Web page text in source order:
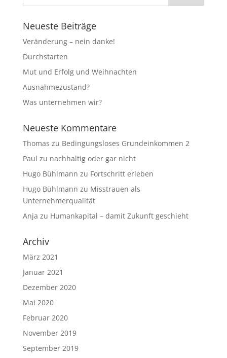
Neueste Beiträge
Veränderung – nein danke!
Durchstarten
Mut und Erfolg und Weihnachten
Ausnahmezustand?
Was unternehmen wir?
Neueste Kommentare
Thomas zu Bedingungsloses Grundeinkommen 2
Paul zu nachhaltig oder gar nicht
Hugo Bühlmann zu Fortschritt erleben
Hugo Bühlmann zu Misstrauen als
Unternehmerqualität
Anja zu Humankapital – damit Zukunft geschieht
Archiv
März 2021
Januar 2021
Dezember 2020
Mai 2020
Februar 2020
November 2019
September 2019